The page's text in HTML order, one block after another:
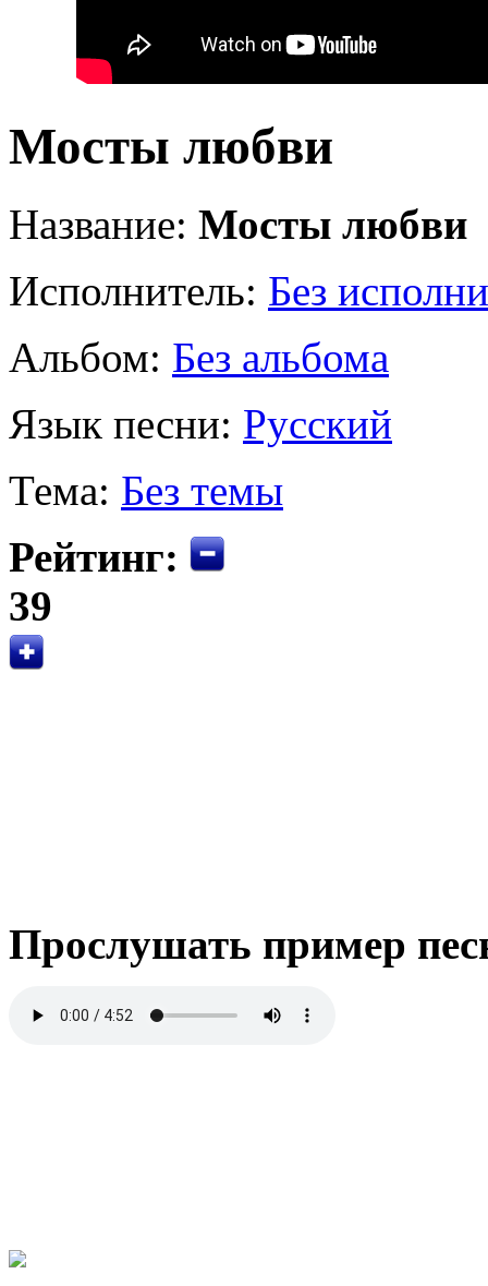
Мосты любви
Название: Мосты любви
Исполнитель: Без
Альбом: Без альбома
Язык песни: Русский
Тема: Без темы
Рейтинг:
39
Прослушать пример